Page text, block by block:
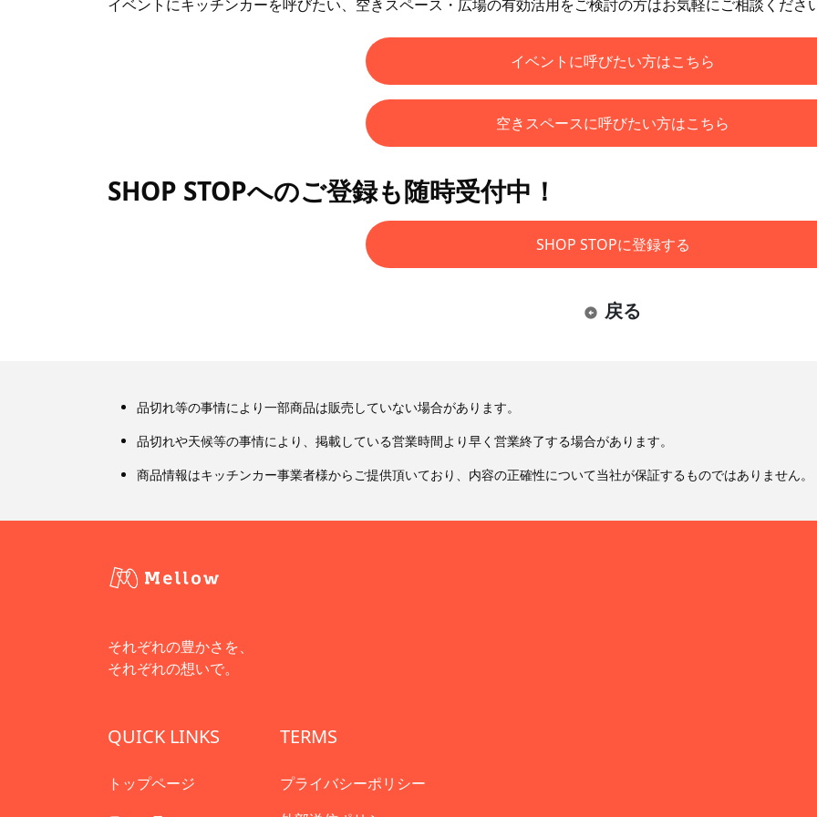
イベントにキッチンカーを呼びたい、空きスペース・広場の有効活用をご検討の方はお気軽にご相談くださ
イベントに呼びたい方はこちら
空きスペースに呼びたい方はこちら
SHOP STOPへのご登録も随時受付中！
SHOP STOPに登録する
戻る
品切れ等の事情により一部商品は販売していない場合があります。
品切れや天候等の事情により、掲載している営業時間より早く営業終了する場合があります。
商品情報はキッチンカー事業者様からご提供頂いており、内容の正確性について当社が保証するものではありません。
それぞれの豊かさを、
それぞれの想いで。
QUICK LINKS
トップページ
TERMS
プライバシーポリシー